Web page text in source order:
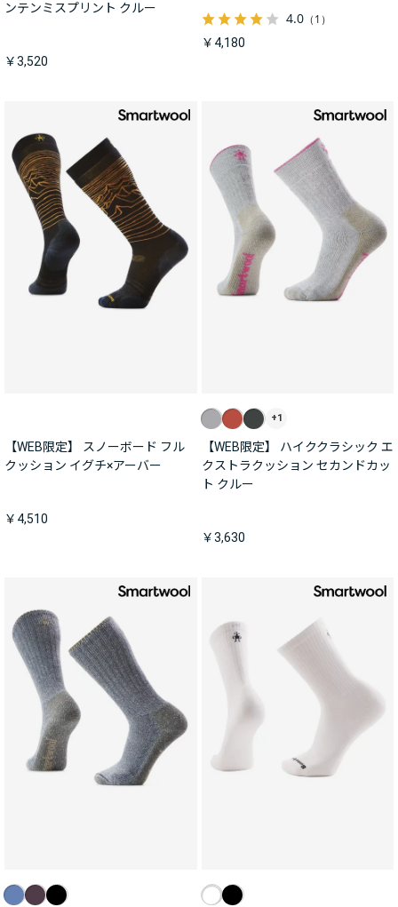
ンテンミスプリント クルー
￥3,520
4.0（1）
￥4,180
【WEB限定】 スノーボード フル
クッション イグチ×アーバー
￥4,510
+1
【WEB限定】 ハイククラシック エ
クストラクッション セカンドカッ
ト クルー
￥3,630